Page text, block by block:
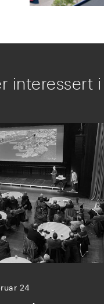
interessert
24